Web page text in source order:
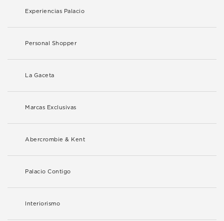
Experiencias Palacio
Personal Shopper
La Gaceta
Marcas Exclusivas
Abercrombie & Kent
Palacio Contigo
Interiorismo